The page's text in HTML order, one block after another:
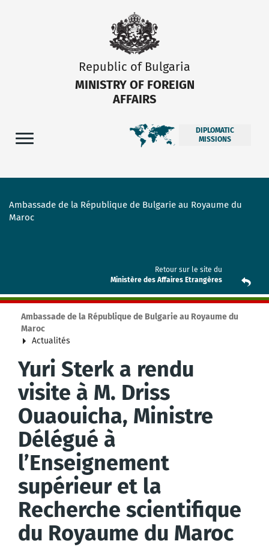
Republic of Bulgaria
MINISTRY OF FOREIGN
AFFAIRS
DIPLOMATIC
MISSIONS
Ambassade de la République de Bulgarie au Royaume du
Maroc
Retour sur le site du
Ministère des Affaires Etrangères
Ambassade de la République de Bulgarie au Royaume du
Maroc
Actualités
Yuri Sterk a rendu
visite à M. Driss
Ouaouicha, Ministre
Délégué à
l’Enseignement
supérieur et la
Recherche scientifique
du Royaume du Maroc